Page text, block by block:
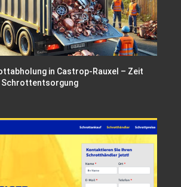
in Castrop-Rauxel – Zeit
Schrottentsorgung